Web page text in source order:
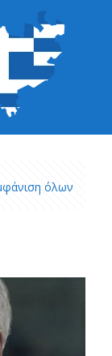
όλων